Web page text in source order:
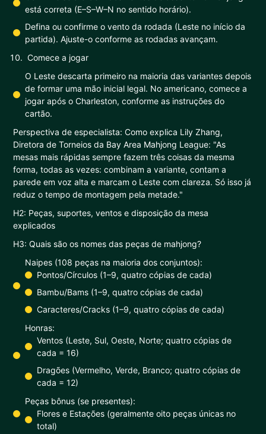
está correta (E–S–W–N no sentido horário).
Defina ou confirme o vento da rodada (Leste no início da
partida). Ajuste-o conforme as rodadas avançam.
Comece a jogar
O Leste descarta primeiro na maioria das variantes depois
de formar uma mão inicial legal. No americano, comece a
jogar após o Charleston, conforme as instruções do
cartão.
Perspectiva de especialista: Como explica Lily Zhang,
Diretora de Torneios da Bay Area Mahjong League: "As
mesas mais rápidas sempre fazem três coisas da mesma
forma, todas as vezes: combinam a variante, contam a
parede em voz alta e marcam o Leste com clareza. Só isso já
reduz o tempo de montagem pela metade."
H2: Peças, suportes, ventos e disposição da mesa
explicados
H3: Quais são os nomes das peças de mahjong?
Naipes (108 peças na maioria dos conjuntos):
Pontos/Círculos (1–9, quatro cópias de cada)
Bambu/Bams (1–9, quatro cópias de cada)
Caracteres/Cracks (1–9, quatro cópias de cada)
Honras:
Ventos (Leste, Sul, Oeste, Norte; quatro cópias de
cada = 16)
Dragões (Vermelho, Verde, Branco; quatro cópias de
cada = 12)
Peças bônus (se presentes):
Flores e Estações (geralmente oito peças únicas no
total)